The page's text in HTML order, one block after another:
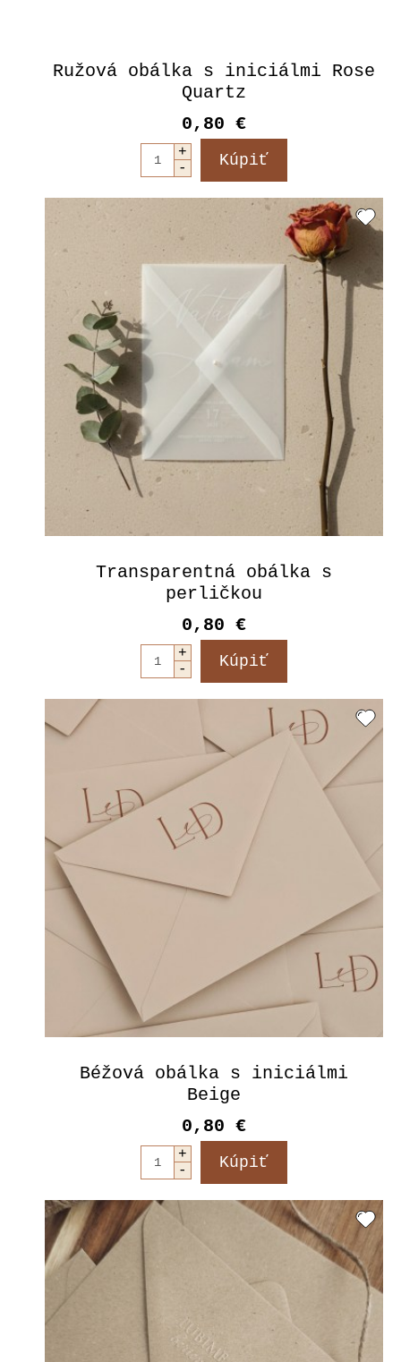
Ružová obálka s iniciálmi Rose
Quartz
0,80 €
Transparentná obálka s
perličkou
0,80 €
Béžová obálka s iniciálmi
Beige
0,80 €